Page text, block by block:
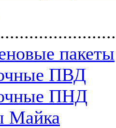
пакеты
ПВД
ПНД
Майка